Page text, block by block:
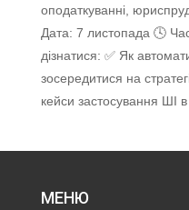
оподаткуванні,
Дата: 7 листопада 🕓
дізнатися: ✅ Як
зосередитися на
кейси застосування ШІ в
МЕНЮ